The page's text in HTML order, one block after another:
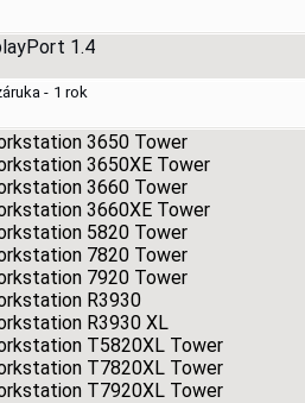
1.4
- 1 rok
3650 Tower
3650XE Tower
3660 Tower
3660XE Tower
5820 Tower
7820 Tower
7920 Tower
R3930
R3930 XL
T5820XL Tower
T7820XL Tower
T7920XL Tower